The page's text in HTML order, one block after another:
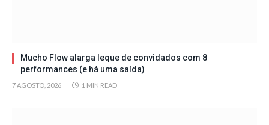
Mucho Flow alarga leque de convidados com 8
performances (e há uma saída)
7 AGOSTO, 2026 1 MIN READ